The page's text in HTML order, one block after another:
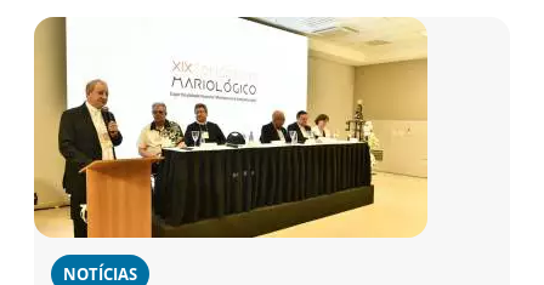
NOTÍCIAS